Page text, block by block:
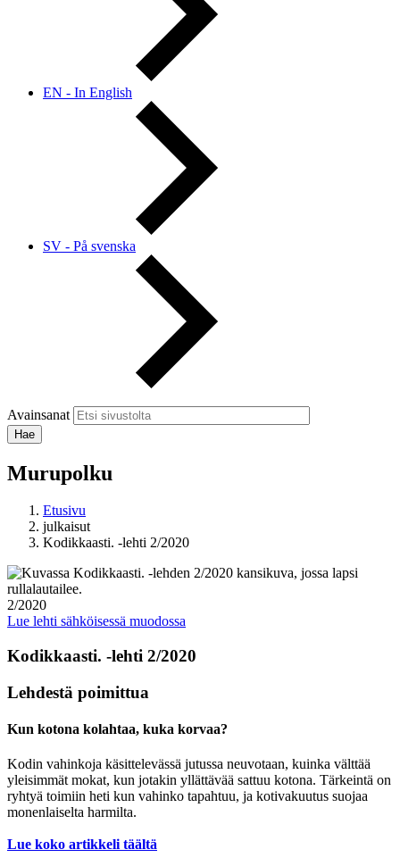
EN - In English
SV - På svenska
Avainsanat
Murupolku
Etusivu
julkaisut
Kodikkaasti. -lehti 2/2020
2/2020
Lue lehti sähköisessä muodossa
Kodikkaasti. -lehti 2/2020
Lehdestä poimittua
Kun kotona kolahtaa, kuka korvaa?
Kodin vahinkoja käsittelevässä jutussa neuvotaan, kuinka välttää
yleisimmät mokat, kun jotakin yllättävää sattuu kotona. Tärkeintä on
ryhtyä toimiin heti kun vahinko tapahtuu, ja kotivakuutus suojaa
monenlaiselta harmilta.
Lue koko artikkeli täältä